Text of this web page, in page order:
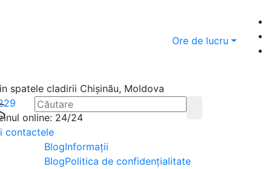
spatele cladirii Chișinău, Moldova
online: 24/24
contactele
Ore de lucru
Blog
Blog
Informaţii
Politica de confidențialitate